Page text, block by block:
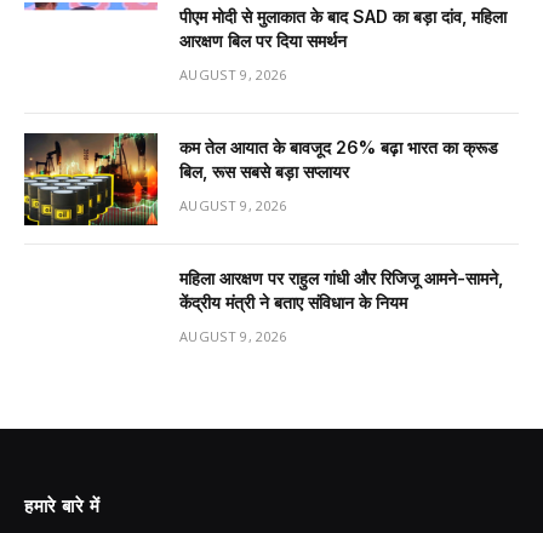
पीएम मोदी से मुलाकात के बाद SAD का बड़ा दांव, महिला
आरक्षण बिल पर दिया समर्थन
AUGUST 9, 2026
कम तेल आयात के बावजूद 26% बढ़ा भारत का क्रूड
बिल, रूस सबसे बड़ा सप्लायर
AUGUST 9, 2026
महिला आरक्षण पर राहुल गांधी और रिजिजू आमने-सामने,
केंद्रीय मंत्री ने बताए संविधान के नियम
AUGUST 9, 2026
हमारे बारे में